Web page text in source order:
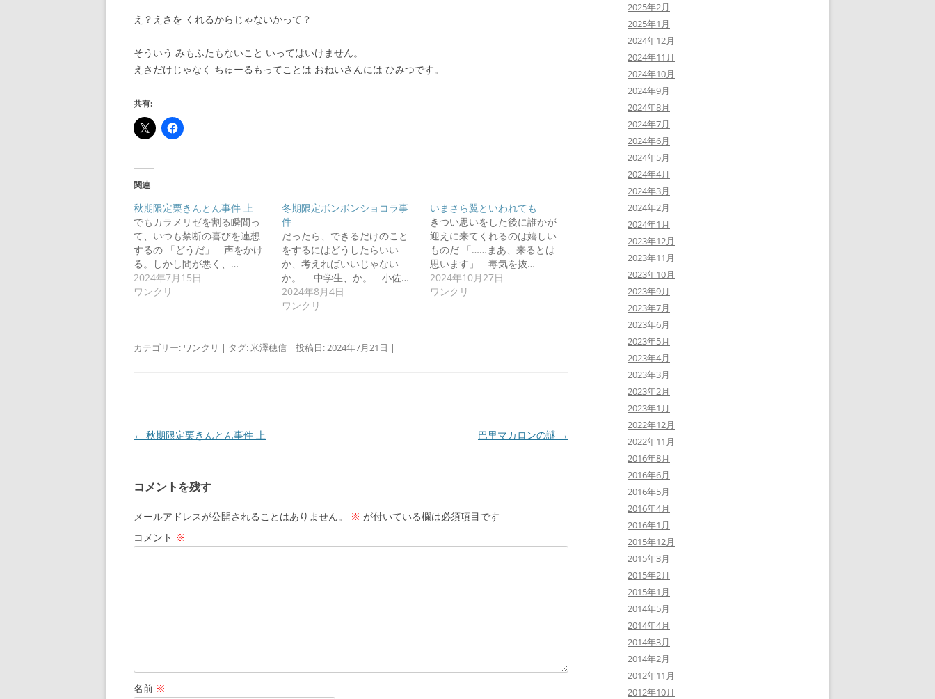
え？えさを くれるからじゃないかって？
そういう みもふたもないこと いってはいけません。
えさだけじゃなく ちゅーるもってことは おねいさんには ひみつです。
共有:
関連
秋期限定栗きんとん事件 上
でもカラメリゼを割る瞬間っ
て、いつも禁断の喜びを連想
するの 「どうだ」 声をかけ
る。しかし間が悪く、…
2024年7月15日
ワンクリ
冬期限定ボンボンショコラ事
件
だったら、できるだけのこと
をするにはどうしたらいい
か、考えればいいじゃない
か。 中学生、か。 小佐…
2024年8月4日
ワンクリ
いまさら翼といわれても
きつい思いをした後に誰かが
迎えに来てくれるのは嬉しい
ものだ 「……まあ、来るとは
思います」 毒気を抜…
2024年10月27日
ワンクリ
カテゴリー: ワンクリ | タグ:米澤穂信 | 投稿日:2024年7月21日 |
投
ビ
ゲ
ー
シ
← 秋期限定栗きんとん事件 上 巴里マカロンの謎 →
コメントを残す
メールアドレスが公開されることはありません。 ※ が付いている欄は必須項目です
コメント ※
名前 ※
2025年2月
2025年1月
2024年12月
2024年11月
2024年10月
2024年9月
2024年8月
2024年7月
2024年6月
2024年5月
2024年4月
2024年3月
2024年2月
2024年1月
2023年12月
2023年11月
2023年10月
2023年9月
2023年7月
2023年6月
2023年5月
2023年4月
2023年3月
2023年2月
2023年1月
2022年12月
2022年11月
2016年8月
2016年6月
2016年5月
2016年4月
2016年1月
2015年12月
2015年3月
2015年2月
2015年1月
2014年5月
2014年4月
2014年3月
2014年2月
2012年11月
2012年10月